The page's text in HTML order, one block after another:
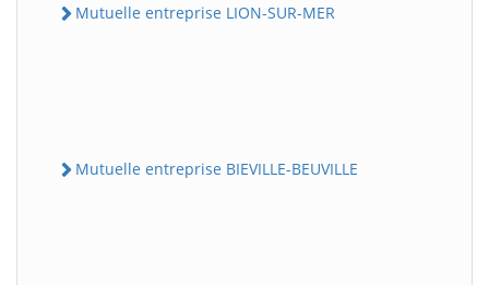
Mutuelle entreprise LION-SUR-MER
Mutuelle entreprise BIEVILLE-BEUVILLE